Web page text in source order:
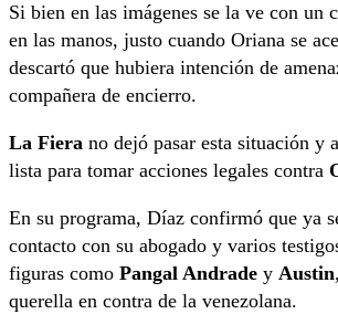
Si bien en las imágenes se la ve con un
en las manos, justo cuando Oriana se
descartó que hubiera intención de
compañera de encierro.
La Fiera no dejó pasar esta situación y
lista para tomar acciones legales contra
En su programa, Díaz confirmó que ya
contacto con su abogado y varios
figuras como Pangal Andrade y Austin
querella en contra de la venezolana.